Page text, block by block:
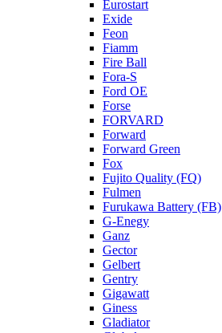
Eurostart
Exide
Feon
Fiamm
Fire Ball
Fora-S
Ford OE
Forse
FORVARD
Forward
Forward Green
Fox
Fujito Quality (FQ)
Fulmen
Furukawa Battery (FB)
G-Enegy
Ganz
Gector
Gelbert
Gentry
Gigawatt
Giness
Gladiator